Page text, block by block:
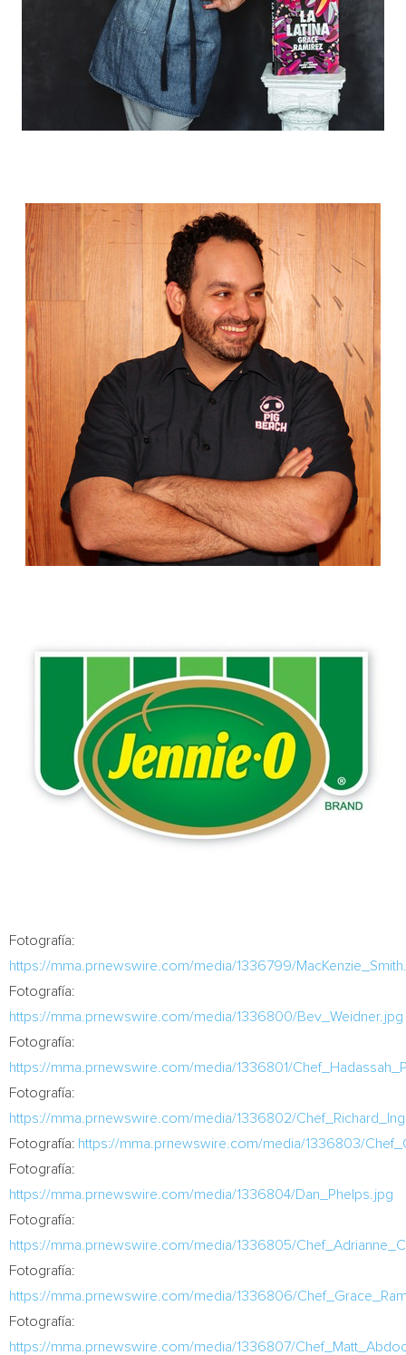
Fotografía:
https://mma.prnewswire.com/media/1336799/
Fotografía:
https://mma.prnewswire.com/media/1336800/Bev_Weidner.jpg
Fotografía:
https://mma.prnewswire.com/media/1336801/
Fotografía:
https://mma.prnewswire.com/media/1336802/
Fotografía: https://mma.prnewswire.com/media/1336803/
Fotografía:
https://mma.prnewswire.com/media/1336804/Dan_Phelps.jpg
Fotografía:
https://mma.prnewswire.com/media/1336805/
Fotografía:
https://mma.prnewswire.com/media/1336806/
Fotografía:
https://mma.prnewswire.com/media/1336807/